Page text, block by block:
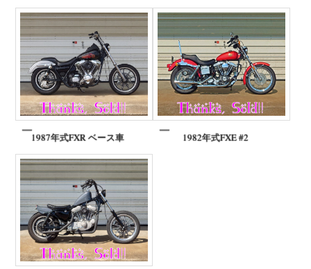
1987年式FXR ベース車 1982年式FXE #2